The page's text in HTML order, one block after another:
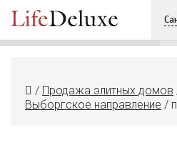
/ Продажа элитных домов
Выборгское направление /
пос. Сопки
+7 (812) 3330243